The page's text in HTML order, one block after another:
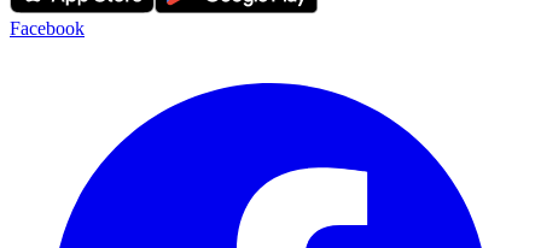
Facebook